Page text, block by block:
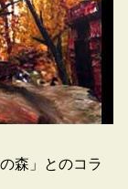
森」とのコラ